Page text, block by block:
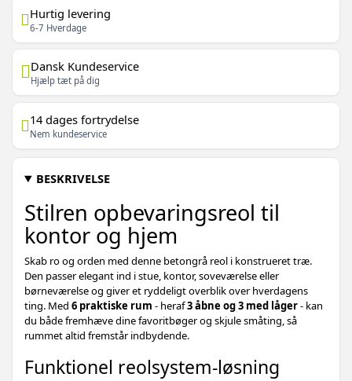
Hurtig levering
6-7 Hverdage
Dansk Kundeservice
Hjælp tæt på dig
14 dages fortrydelse
Nem kundeservice
BESKRIVELSE
Stilren opbevaringsreol til
kontor og hjem
Skab ro og orden med denne betongrå reol i konstrueret træ.
Den passer elegant ind i stue, kontor, soveværelse eller
børneværelse og giver et ryddeligt overblik over hverdagens
ting. Med 6 praktiske rum - heraf3 åbne og 3 med låger- kan
du både fremhæve dine favoritbøger og skjule småting, så
rummet altid fremstår indbydende.
Funktionel reolsystem-løsning